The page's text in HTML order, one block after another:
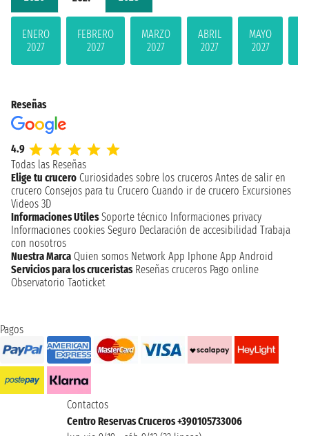
ENERO
2027
FEBRERO
2027
MARZO
2027
ABRIL
2027
MAYO
2027
Reseñas
4.9
Todas las Reseñas
Elige tu crucero Curiosidades sobre los cruceros Antes de salir en
crucero Consejos para tu Crucero Cuando ir de crucero Excursiones
Videos 3D
Informaciones Utiles Soporte técnico Informaciones privacy
Informaciones cookies Seguro Declaración de accesibilidad Trabaja
con nosotros
Nuestra Marca Quien somos Network App Iphone App Android
Servicios para los cruceristas Reseñas cruceros Pago online
Observatorio Taoticket
Pagos
Contactos
Centro Reservas Cruceros +390105733006